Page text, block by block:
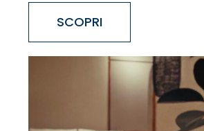
SCOPRI